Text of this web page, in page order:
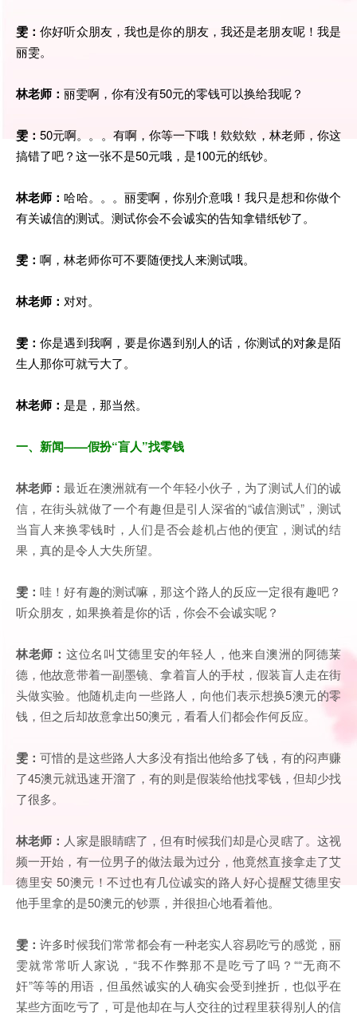
雯：你好听众朋友，我也是你的朋友，我还是老朋友呢！我是
丽雯。
林老师： 丽雯啊，你有没有50元的零钱可以换给我呢？
雯：50元啊。。。有啊，你等一下哦！欸欸欸，林老师，你这
搞错了吧？这一张不是50元哦，是100元的纸钞。
林老师：哈哈。。。丽雯啊，你别介意哦！我只是想和你做个
有关诚信的测试。测试你会不会诚实的告知拿错纸钞了。
雯： 啊，林老师你可不要随便找人来测试哦。
林老师： 对对。
雯：你是遇到我啊，要是你遇到别人的话，你测试的对象是陌
生人那你可就亏大了。
林老师： 是是，那当然。
一、新闻——假扮“盲人”找零钱
林老师：最近在澳洲就有一个年轻小伙子，为了测试人们的诚
信，在街头就做了一个有趣但是引人深省的“诚信测试”，测试
当盲人来换零钱时，人们是否会趁机占他的便宜，测试的结
果，真的是令人大失所望。
雯：哇！好有趣的测试嘛，那这个路人的反应一定很有趣吧？
听众朋友，如果换着是你的话，你会不会诚实呢？
林老师： 这位名叫艾德里安的年轻人，他来自澳洲的阿德莱
德，他故意带着一副墨镜、拿着盲人的手杖，假装盲人走在街
头做实验。他随机走向一些路人，向他们表示想换5澳元的零
钱，但之后却故意拿出50澳元，看看人们都会作何反应。
雯：可惜的是这些路人大多没有指出他给多了钱，有的闷声赚
了45澳元就迅速开溜了，有的则是假装给他找零钱，但却少找
了很多。
林老师： 人家是眼睛瞎了，但有时候我们却是心灵瞎了。这视
频一开始，有一位男子的做法最为过分，他竟然直接拿走了艾
德里安 50澳元！不过也有几位诚实的路人好心提醒艾德里安
他手里拿的是50澳元的钞票，并很担心地看着他。
雯：许多时候我们常常都会有一种老实人容易吃亏的感觉，丽
雯就常常听人家说，“我不作弊那不是吃亏了吗？““无商不
奸”等等的用语，但虽然诚实的人确实会受到挫折，也似乎在
某些方面吃亏了，可是他却在与人交往的过程里获得别人的信